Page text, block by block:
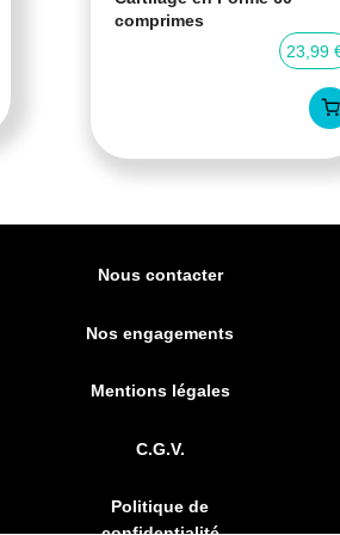
comprimes
23,99
Nous contacter
Nos engagements
Mentions légales
C.G.V.
Politique de